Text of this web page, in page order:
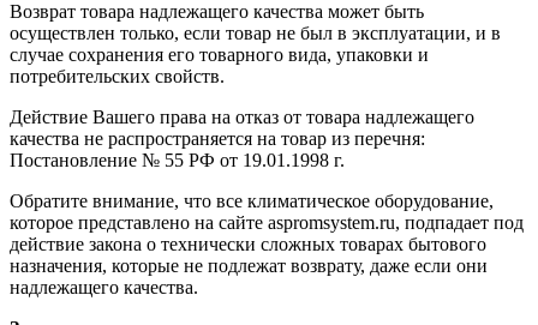
Возврат товара надлежащего качества может быть
осуществлен только, если товар не был в эксплуатации, и в
случае сохранения его товарного вида, упаковки и
потребительских свойств.
Действие Вашего права на отказ от товара надлежащего
качества не распространяется на товар из перечня:
Постановление № 55 РФ от 19.01.1998 г.
Обратите внимание, что все климатическое оборудование,
которое представлено на сайте aspromsystem.ru, подпадает под
действие закона о технически сложных товарах бытового
назначения, которые не подлежат возврату, даже если они
надлежащего качества.